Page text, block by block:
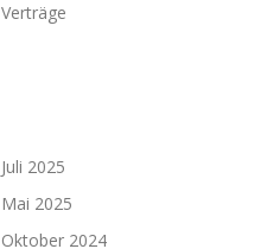
Verträge
Juli 2025
Mai 2025
Oktober 2024